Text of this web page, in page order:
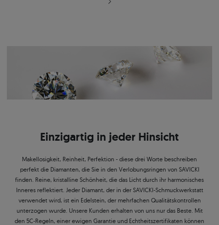
Einzigartig in jeder Hinsicht
Makellosigkeit, Reinheit, Perfektion - diese drei Worte beschreiben
perfekt die Diamanten, die Sie in den Verlobungsringen von SAVICKI
finden. Reine, kristalline Schönheit, die das Licht durch ihr harmonisches
Inneres reflektiert. Jeder Diamant, der in der SAVICKI-Schmuckwerkstatt
verwendet wird, ist ein Edelstein, der mehrfachen Qualitätskontrollen
unterzogen wurde. Unsere Kunden erhalten von uns nur das Beste. Mit
den 5C-Regeln, einer ewigen Garantie und Echtheitszertifikaten können